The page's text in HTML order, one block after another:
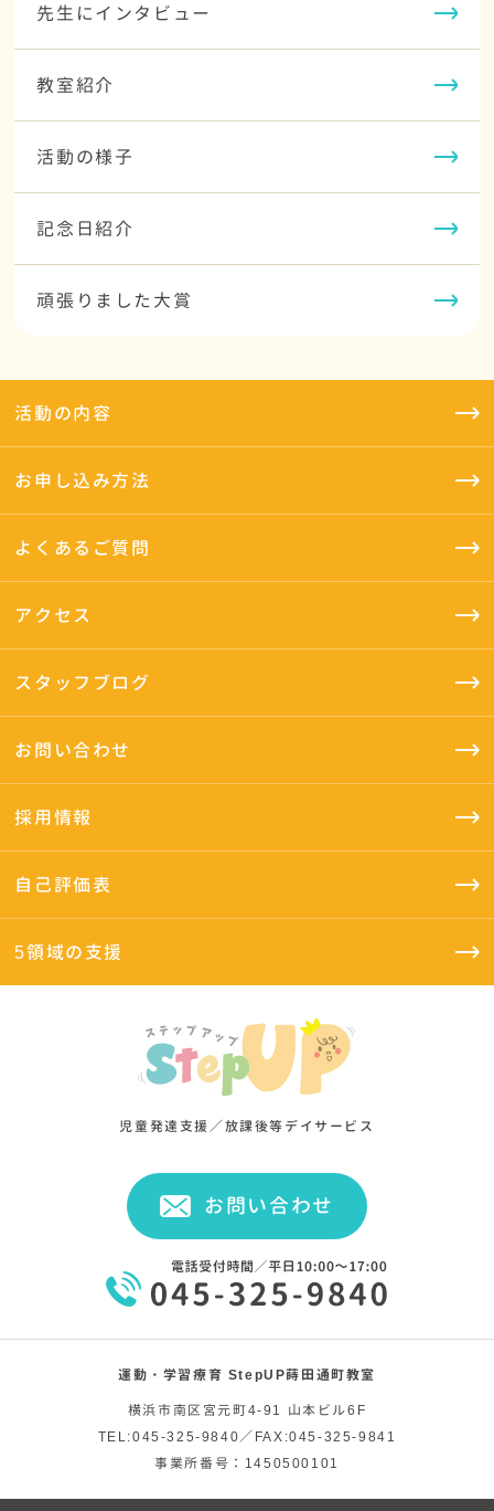
先生にインタビュー
教室紹介
活動の様子
記念日紹介
頑張りました大賞
活動の内容
お申し込み方法
よくあるご質問
アクセス
スタッフブログ
お問い合わせ
採用情報
自己評価表
5領域の支援
児童発達支援／放課後等デイサービス
お問い合わせ
運動・学習療育 StepUP蒔田通町教室
横浜市南区宮元町4-91 山本ビル6F
TEL:045-325-9840／FAX:045-325-9841
事業所番号：1450500101